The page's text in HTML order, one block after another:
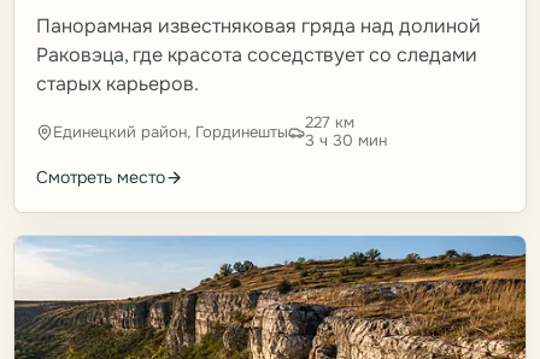
Панорамная известняковая гряда над долиной
Раковэца, где красота соседствует со следами
старых карьеров.
Единецкий район, Гординешты
227 км
3 ч 30 мин
Смотреть место